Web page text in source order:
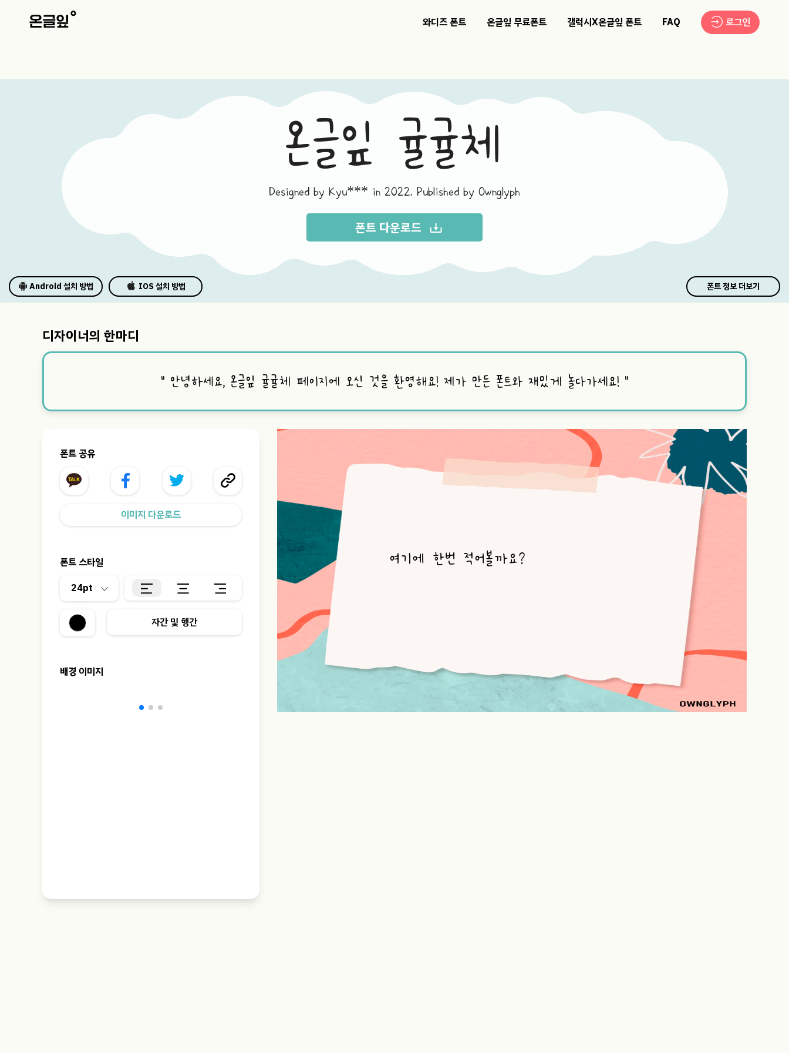
와디즈 폰트 온글잎 무료폰트 갤럭시X온글잎 폰트 FAQ 로그인
온글잎 귤귤체
Designed by Kyu*** in 2022. Published by Ownglyph
폰트 다운로드
Android 설치 방법 IOS 설치 방법 폰트 정보 더보기
디자이너의 한마디
“ 안녕하세요, 온글잎 귤귤체 페이지에 오신 것을 환영해요! 제가 만든 폰트와 재밌게 놀다가세요!”
폰트 공유
이미지 다운로드
폰트 스타일
24pt
자간 및 행간
배경 이미지